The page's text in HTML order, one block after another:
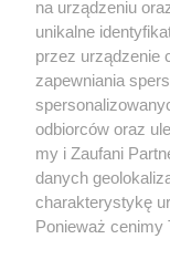
O FIRMIE
REKLAMA
Aktualności
Tcz24
na urządzeniu
unikalne
przez urządzenie
zapewniania
odbiorców oraz
my i Zaufani
danych
charakterystykę
Ponieważ cenimy